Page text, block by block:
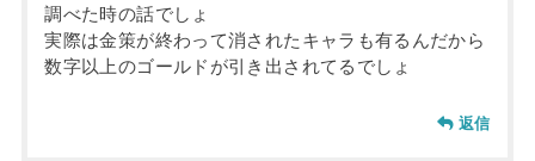
調べた時の話でしょ
実際は金策が終わって消されたキャラも有るんだから
数字以上のゴールドが引き出されてるでしょ
返信